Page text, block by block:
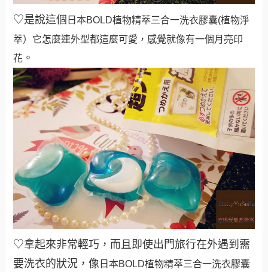
♡是說這個 日本BOLD植物精萃三合一洗衣膠囊(植物淨
萃）它怎麼連外型都這麼可愛，感覺就像有一個月亮印
花 。
♡拿起來非常輕巧，而且即使出門旅行在外遇到需
要洗衣的狀況，像 日本BOLD植物精萃三合一洗衣膠囊